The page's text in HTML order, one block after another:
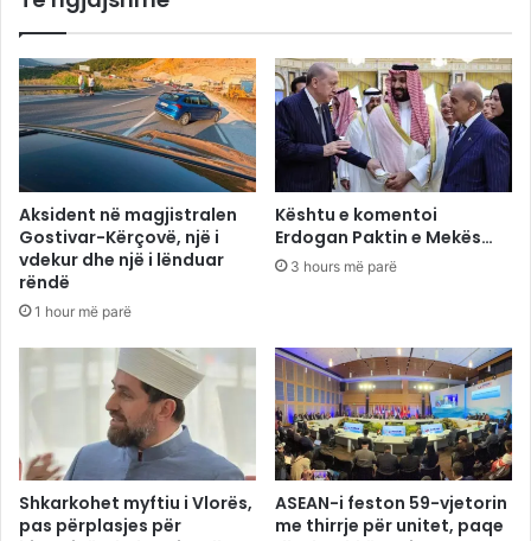
Aksident në magjistralen
Gostivar-Kërçovë, një i
vdekur dhe një i lënduar
rëndë
1 hour më parë
Kështu e komentoi
Erdogan Paktin e Mekës…
3 hours më parë
Shkarkohet myftiu i Vlorës,
pas përplasjes për
ASEAN-i feston 59-vjetorin
me thirrje për unitet, paqe